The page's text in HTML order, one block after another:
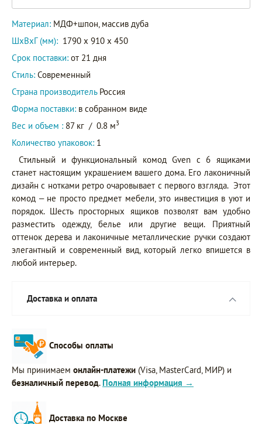
26017.02
Материал: МДФ+шпон, массив дуба
ШxВxГ (мм): 1790 x 910 x 450
Срок поставки: от 21 дня
Стиль: Современный
Страна производитель Россия
Форма поставки: в собранном виде
Вес и объем : 87 кг / 0.8 м3
Количество упаковок: 1
Стильный и функциональный комод Gven с 6 ящиками
станет настоящим украшением вашего дома. Его лаконичный
дизайн с нотками ретро очаровывает с первого взгляда. Этот
комод – не просто предмет мебели, это инвестиция в уют и
порядок. Шесть просторных ящиков позволят вам удобно
разместить одежду, белье или другие вещи. Приятный
оттенок дерева и лаконичные металлические ручки создают
элегантный и современный вид, который легко впишется в
любой интерьер.
Доставка и оплата
Способы оплаты
Мы принимаем онлайн-платежи (Visa, MasterCard, МИР) и
безналичный перевод. Полная информация →
Доставка по Москве